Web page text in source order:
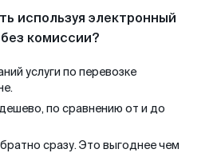
используя электронный
комиссии?
услуги по перевозке
по сравнению от и до
сразу. Это выгоднее чем